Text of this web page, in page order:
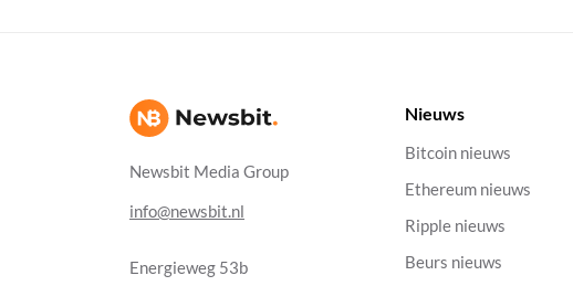
Newsbit Media Group
info@newsbit.nl
Energieweg 53b
Nieuws
Bitcoin nieuws
Ethereum nieuws
Ripple nieuws
Beurs nieuws